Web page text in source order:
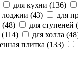
для кухни (136)
лоджии (43)
для
(48) для ступеней
(114) для холла
плитка (133)